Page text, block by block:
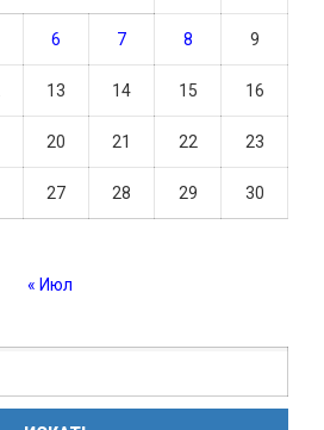
6 7 8 9
13 14 15 16
20 21 22 23
27 28 29 30
« Июл